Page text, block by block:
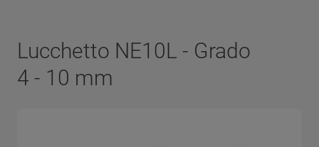
Lucchetto NE10L - Grado
4 - 10 mm